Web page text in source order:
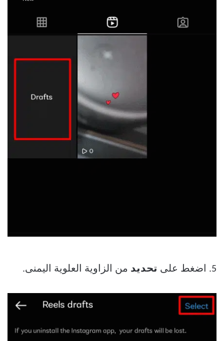
5. اضغط على تحديد من الزاوية العلوية اليمنى.